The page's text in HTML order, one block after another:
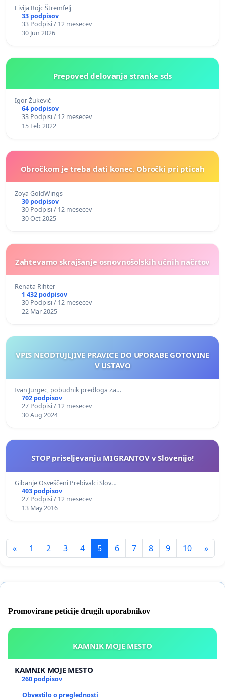
Livija Rojc Štremfelj
33 podpisov
33 Podpisi / 12 mesecev
30 Jun 2026
Prepoved delovanja stranke sds
Igor Žukevič
64 podpisov
33 Podpisi / 12 mesecev
15 Feb 2022
Obročkom je treba dati konec. Obročki pri pticah
Zoya GoldWings
30 podpisov
30 Podpisi / 12 mesecev
30 Oct 2025
Zahtevamo skrajšanje osnovnošolskih učnih načrtov
Renata Rihter
1 432 podpisov
30 Podpisi / 12 mesecev
22 Mar 2025
VPIS NEODTUJLJIVE PRAVICE DO UPORABE GOTOVINE
V USTAVO
Ivan Jurgec, pobudnik predloga za…
702 podpisov
27 Podpisi / 12 mesecev
30 Aug 2024
STOP priseljevanju MIGRANTOV v Slovenijo!
Gibanje Osveščeni Prebivalci Slov…
403 podpisov
27 Podpisi / 12 mesecev
13 May 2016
« 1 2 3 4 5 6 7 8 9 10 »
Promovirane peticije drugih uporabnikov
KAMNIK MOJE MESTO
KAMNIK MOJE MESTO
260 podpisov
Obvestilo o preglednosti